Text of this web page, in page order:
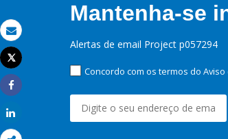
Email
Imprimir
Tweet
Share
Mantenha-se
Alertas de email Project p057294
Concordo com os termos do